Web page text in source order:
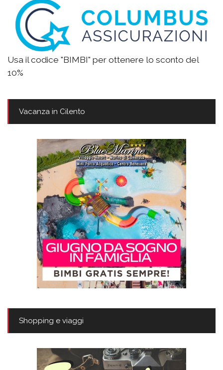
Usa il codice "BIMBI" per ottenere lo sconto del
10%
Vacanza in Cilento
Shopping e viaggi